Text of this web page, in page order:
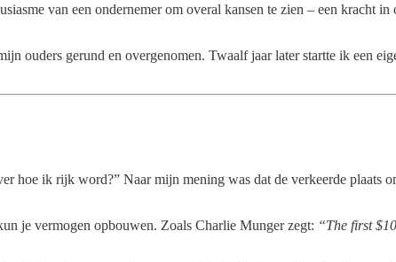
van een ondernemer om overal kansen te zien – een kracht
ouders gerund en overgenomen. Twaalf jaar later startte ik een
hoe ik rijk word?” Naar mijn mening was dat de verkeerde plaats
je vermogen opbouwen. Zoals Charlie Munger zegt: “The first